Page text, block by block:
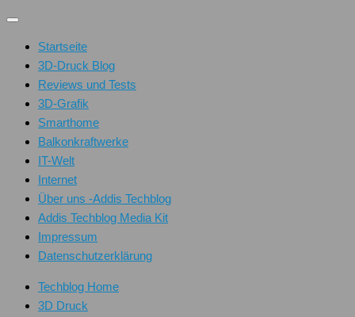
Unter
Inhalt
Startseite
3D-Druck Blog
Reviews und Tests
3D-Grafik
Smarthome
Balkonkraftwerke
IT-Welt
Internet
Über uns -Addis Techblog
Addis Techblog Media Kit
Impressum
Datenschutzerklärung
Techblog Home
3D Druck